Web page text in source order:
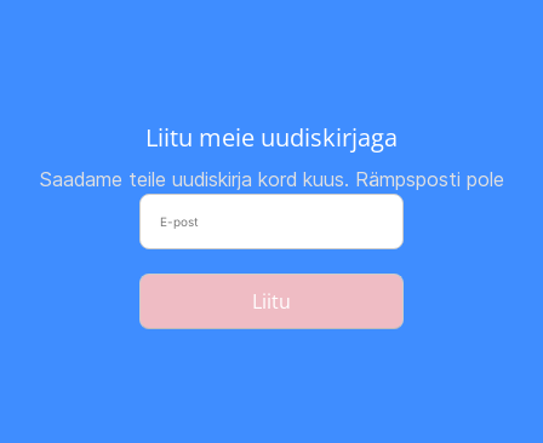
Liitu meie uudiskirjaga
Saadame teile uudiskirja kord kuus. Rämpsposti pole
Liitu